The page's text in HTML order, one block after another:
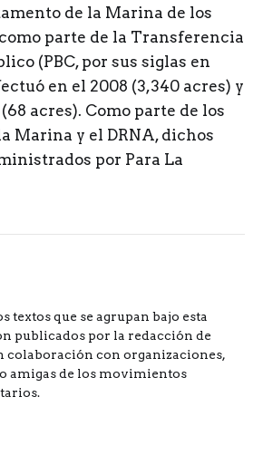
de la Marina de los
parte de la Transferencia
(PBC, por sus siglas en
en el 2008 (3,340 acres) y
acres). Como parte de los
Marina y el DRNA, dichos
por Para La
textos que se agrupan bajo esta
publicados por la redacción de
colaboración con organizaciones,
amigas de los movimientos